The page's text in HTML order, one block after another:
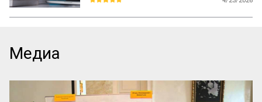
слов и выбирать курсы с практической
пользой.
Медиа